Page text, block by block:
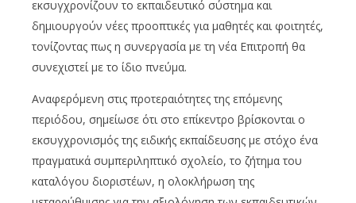
εκσυγχρονίζουν το εκπαιδευτικό σύστημα και
δημιουργούν νέες προοπτικές για μαθητές και φοιτητές,
τονίζοντας πως η συνεργασία με τη νέα Επιτροπή θα
συνεχιστεί με το ίδιο πνεύμα.
Αναφερόμενη στις προτεραιότητες της επόμενης
περιόδου, σημείωσε ότι στο επίκεντρο βρίσκονται ο
εκσυγχρονισμός της ειδικής εκπαίδευσης με στόχο ένα
πραγματικά συμπεριληπτικό σχολείο, το ζήτημα του
καταλόγου διοριστέων, η ολοκλήρωση της